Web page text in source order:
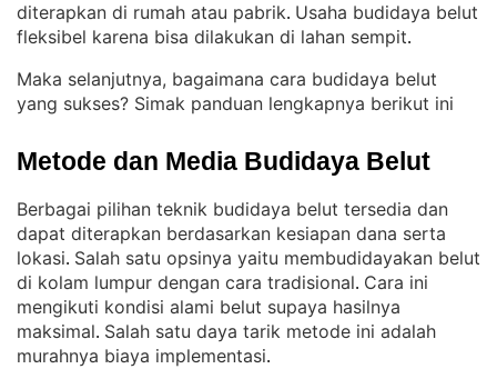
diterapkan di rumah atau pabrik. Usaha budidaya belut
fleksibel karena bisa dilakukan di lahan sempit.
Maka selanjutnya, bagaimana cara budidaya belut
yang sukses? Simak panduan lengkapnya berikut ini
Metode dan Media Budidaya Belut
Berbagai pilihan teknik budidaya belut tersedia dan
dapat diterapkan berdasarkan kesiapan dana serta
lokasi. Salah satu opsinya yaitu membudidayakan belut
di kolam lumpur dengan cara tradisional. Cara ini
mengikuti kondisi alami belut supaya hasilnya
maksimal. Salah satu daya tarik metode ini adalah
murahnya biaya implementasi.